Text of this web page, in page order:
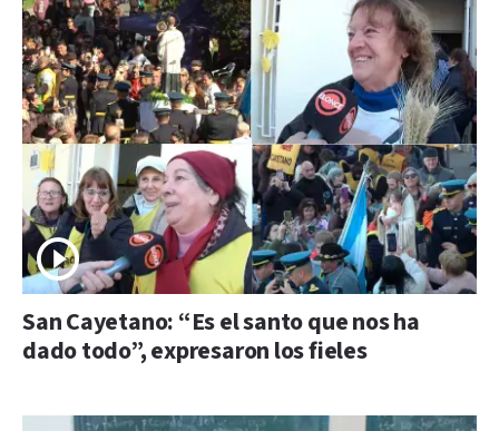
San Cayetano: “Es el santo que nos ha
dado todo”, expresaron los fieles